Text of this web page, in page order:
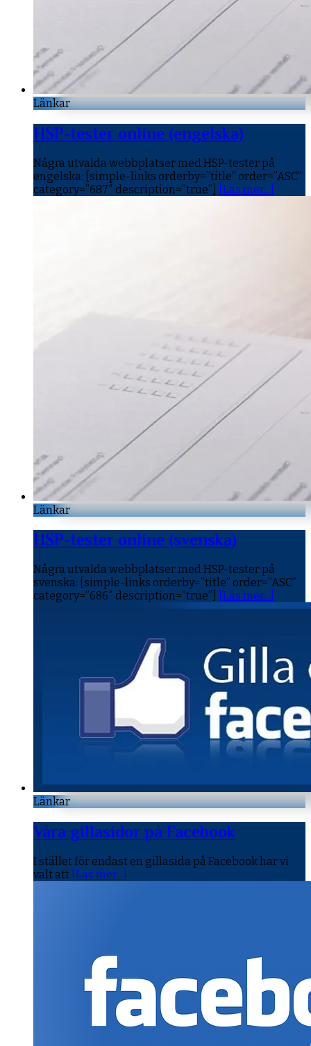
Länkar
HSP-tester online (engelska)
Några utvalda webbplatser med HSP-tester på
engelska: [simple-links orderby=”title” order=”ASC”
category=”687″ description=”true”]
[Läs mer...]
Länkar
HSP-tester online (svenska)
Några utvalda webbplatser med HSP-tester på
svenska: [simple-links orderby=”title” order=”ASC”
category=”686″ description=”true”]
[Läs mer...]
Länkar
Våra gillasidor på Facebook
I stället för endast en gillasida på Facebook har vi
valt att [Läs mer...]